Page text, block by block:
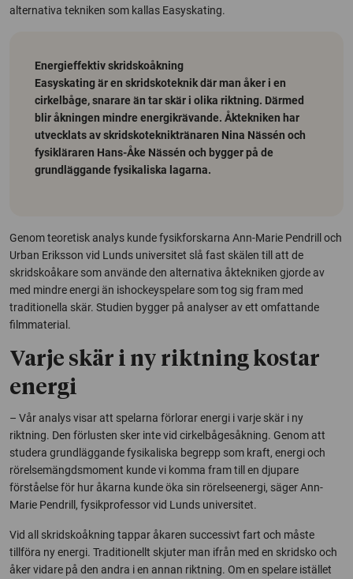
alternativa tekniken som kallas Easyskating.
Energieffektiv skridskoåkning
Easyskating är en skridskoteknik där man åker i en
cirkelbåge, snarare än tar skär i olika riktning. Därmed
blir åkningen mindre energikrävande. Åktekniken har
utvecklats av skridskotekniktränaren Nina Nässén och
fysikläraren Hans-Åke Nässén och bygger på de
grundläggande fysikaliska lagarna.
Genom teoretisk analys kunde fysikforskarna Ann-Marie Pendrill och
Urban Eriksson vid Lunds universitet slå fast skälen till att de
skridskoåkare som använde den alternativa åktekniken gjorde av
med mindre energi än ishockeyspelare som tog sig fram med
traditionella skär. Studien bygger på analyser av ett omfattande
filmmaterial.
Varje skär i ny riktning kostar
energi
– Vår analys visar att spelarna förlorar energi i varje skär i ny
riktning. Den förlusten sker inte vid cirkelbågesåkning. Genom att
studera grundläggande fysikaliska begrepp som kraft, energi och
rörelsemängdsmoment kunde vi komma fram till en djupare
förståelse för hur åkarna kunde öka sin rörelseenergi, säger Ann-
Marie Pendrill, fysikprofessor vid Lunds universitet.
Vid all skridskoåkning tappar åkaren successivt fart och måste
tillföra ny energi. Traditionellt skjuter man ifrån med en skridsko och
åker vidare på den andra i en annan riktning. Om en spelare istället